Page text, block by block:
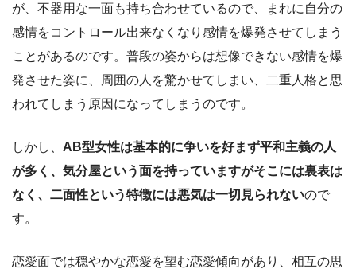
が、不器用な一面も持ち合わせているので、まれに自分の
感情をコントロール出来なくなり感情を爆発させてしまう
ことがあるのです。普段の姿からは想像できない感情を爆
発させた姿に、周囲の人を驚かせてしまい、二重人格と思
われてしまう原因になってしまうのです。
しかし、 AB型女性は基本的に争いを好まず平和主義の人
が多く、気分屋という面を持っていますがそこには裏表は
なく、二面性という特徴には悪気は一切見られないので
す。
恋愛面では穏やかな恋愛を望む恋愛傾向があり、相互の思